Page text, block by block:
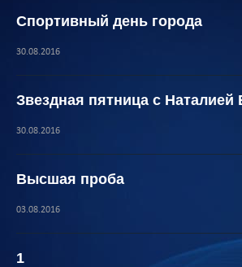
Спортивный день города
30.08.2016
Звездная пятница с Наталией
30.08.2016
Высшая проба
03.08.2016
1